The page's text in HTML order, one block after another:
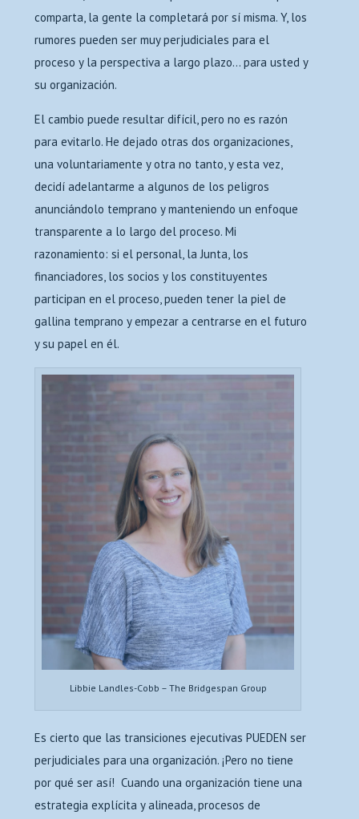
comparta, la gente la completará por sí misma. Y, los
rumores pueden ser muy perjudiciales para el
proceso y la perspectiva a largo plazo… para usted y
su organización.
El cambio puede resultar difícil, pero no es razón
para evitarlo. He dejado otras dos organizaciones,
una voluntariamente y otra no tanto, y esta vez,
decidí adelantarme a algunos de los peligros
anunciándolo temprano y manteniendo un enfoque
transparente a lo largo del proceso. Mi
razonamiento: si el personal, la Junta, los
financiadores, los socios y los constituyentes
participan en el proceso, pueden tener la piel de
gallina temprano y empezar a centrarse en el futuro
y su papel en él.
Libbie Landles-Cobb – The Bridgespan Group
Es cierto que las transiciones ejecutivas PUEDEN ser
perjudiciales para una organización. ¡Pero no tiene
por qué ser así! Cuando una organización tiene una
estrategia explícita y alineada, procesos de